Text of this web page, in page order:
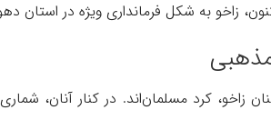
زاخو، کرد مسلمان‌اند. در کنار آنان،